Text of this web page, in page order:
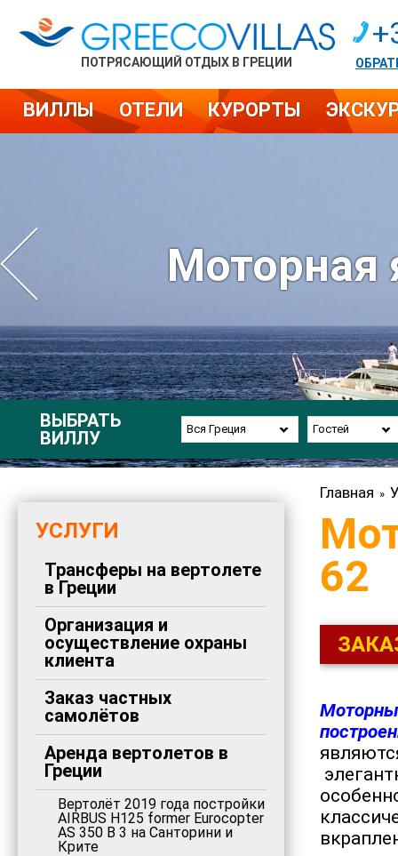
ПОТРЯСАЮЩИЙ ОТДЫХ В ГРЕЦИИ
ВИЛЛЫ ОТЕЛИ КУРОРТЫ
Моторная
ВЫБРАТЬ
ВИЛЛУ
Вся Греция Гостей
УСЛУГИ
Трансферы на вертолете
в Греции
Организация и
осуществление охраны
клиента
Заказ частных
самолётов
Аренда вертолетов в
Греции
Вертолёт 2019 года постройки
AIRBUS H125 former Eurocopter
AS 350 B 3 на Санторини и
Крите
Главная »
62